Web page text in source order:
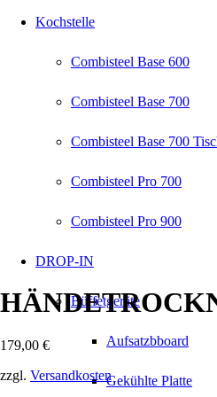
Kochstelle
Combisteel Base 600
Combisteel Base 700
Combisteel Base 700
Combisteel Pro 700
Combisteel Pro 900
DROP-IN
Büffetgeräte
Aufsatzbboard
Gekühlte Platte
179,00 €
zzgl. Versandkosten